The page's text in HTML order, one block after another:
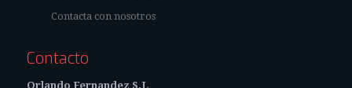
Contacta con nosotros
Contacto
Orlando Fernandez S.L